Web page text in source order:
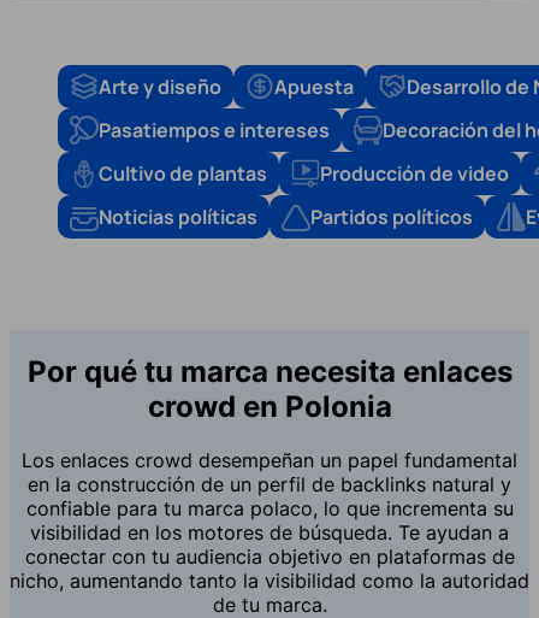
Arte y diseño Apuesta
Desarrollo de
Pasatiempos e intereses
Decoración del
Cultivo de plantas
Producción de video
Noticias políticas
Partidos políticos
Por qué tu marca necesita enlaces
crowd en Polonia
Los enlaces crowd desempeñan un papel fundamental
en la construcción de un perfil de backlinks natural y
confiable para tu marca polaco, lo que incrementa su
visibilidad en los motores de búsqueda. Te ayudan a
conectar con tu audiencia objetivo en plataformas de
nicho, aumentando tanto la visibilidad como la autoridad
de tu marca.